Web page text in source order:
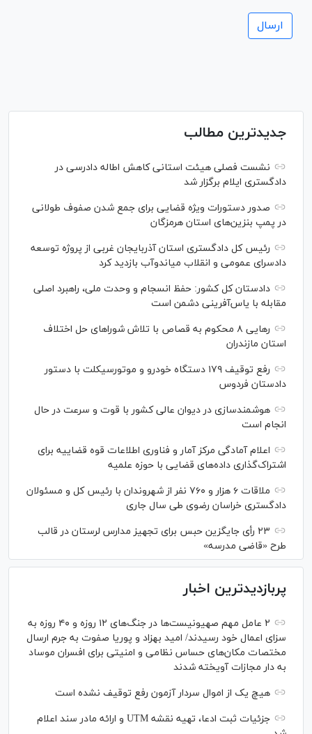
جدیدترین مطالب
نشست فصلی هیئت استانی کاهش اطاله دادرسی در
دادگستری ایلام برگزار شد
صدور دستورات ویژه قضایی برای جمع شدن صفوف طولانی
در پمپ بنزین‌های استان هرمزگان
رئیس کل دادگستری استان آذربایجان غربی از پروژه توسعه
دادسرای عمومی و انقلاب میاندوآب بازدید کرد
دادستان کل کشور: حفظ انسجام و وحدت ملی، راهبرد اصلی
مقابله با یاس‌آفرینی دشمن است
رهایی ۸ محکوم به قصاص با تلاش شورا‌های حل اختلاف
استان مازندران
رفع توقیف ۱۷۹ دستگاه خودرو و موتورسیکلت با دستور
دادستان فردوس
هوشمندسازی در دیوان عالی کشور با قوت و سرعت در حال
انجام است
اعلام آمادگی مرکز آمار و فناوری اطلاعات قوه قضاییه برای
اشتراک‌گذاری داده‌های قضایی با حوزه علمیه
ملاقات ۶ هزار و ۷۶۰ نفر از شهروندان با رئیس کل و مسئولان
دادگستری خراسان رضوی طی سال جاری
۲۳ رأی جایگزین حبس برای تجهیز مدارس لرستان در قالب
طرح «قاضی مدرسه»
پربازدیدترین اخبار
۲ عامل مهم صهیونیست‌ها در جنگ‌های ۱۲ روزه و ۴۰ روزه به
سزای اعمال خود رسیدند/ امید بهزاد و پوریا صفوت به جرم ارسال
مختصات مکان‌های حساس نظامی و امنیتی برای افسران موساد
به دار مجازات آویخته شدند
هیچ یک از اموال سردار آزمون رفع توقیف نشده است
جزئیات ثبت ادعا، تهیه نقشه UTM و ارائه مادر سند اعلام